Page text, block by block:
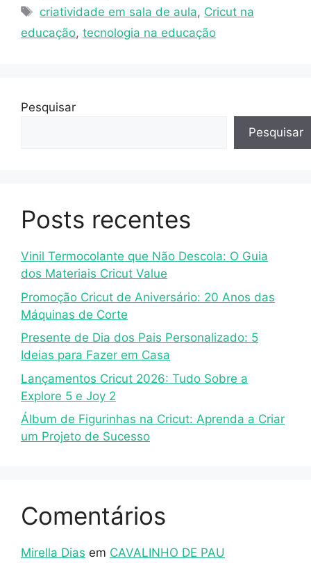
criatividade em sala de aula, Cricut na
educação, tecnologia na educação
Pesquisar
Pesquisar
Posts recentes
Vinil Termocolante que Não Descola: O Guia
dos Materiais Cricut Value
Promoção Cricut de Aniversário: 20 Anos das
Máquinas de Corte
Presente de Dia dos Pais Personalizado: 5
Ideias para Fazer em Casa
Lançamentos Cricut 2026: Tudo Sobre a
Explore 5 e Joy 2
Álbum de Figurinhas na Cricut: Aprenda a Criar
um Projeto de Sucesso
Comentários
Mirella Dias em CAVALINHO DE PAU